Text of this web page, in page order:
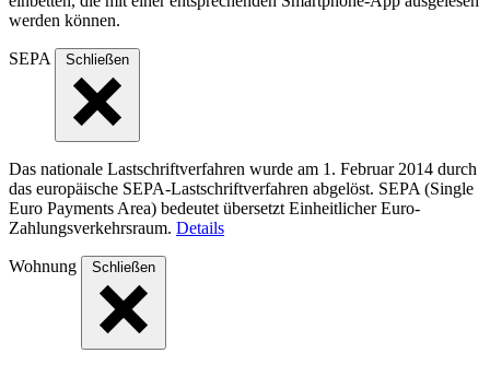
werden können.
SEPA Schließen
Das nationale Lastschriftverfahren wurde am 1. Februar 2014 durch
das europäische SEPA-Lastschriftverfahren abgelöst. SEPA (Single
Euro Payments Area) bedeutet übersetzt Einheitlicher Euro-
Zahlungsverkehrsraum. Details
Wohnung Schließen